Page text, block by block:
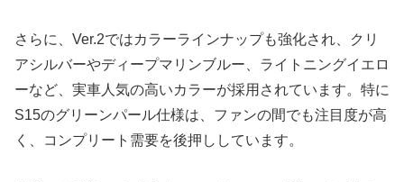
さらに、Ver.2ではカラーラインナップも強化され、クリ
アシルバーやディープマリンブルー、ライトニングイエロ
ーなど、実車人気の高いカラーが採用されています。特に
S15のグリーンパール仕様は、ファンの間でも注目度が高
く、コンプリート需要を後押ししています。